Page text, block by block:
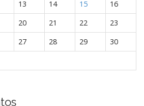
13 14 15
16
20 21 22
23
27 28 29
30